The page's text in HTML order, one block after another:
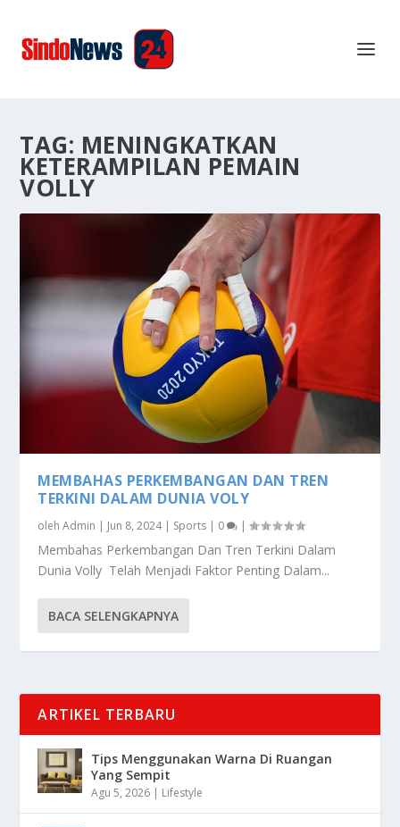
TAG: MENINGKATKAN
KETERAMPILAN PEMAIN
VOLLY
MEMBAHAS PERKEMBANGAN DAN TREN
TERKINI DALAM DUNIA VOLY
olehAdmin | Jun 8, 2024| Sports | 0 |
Membahas Perkembangan Dan Tren Terkini Dalam
Dunia Volly Telah Menjadi Faktor Penting Dalam...
BACA SELENGKAPNYA
ARTIKEL TERBARU
Tips Menggunakan Warna Di Ruangan
Yang Sempit
Agu 5, 2026 | Lifestyle